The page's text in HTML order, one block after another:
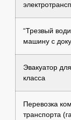
“Трезвый
машину с
Эвакуатор
класса
Перевозка
транспорта